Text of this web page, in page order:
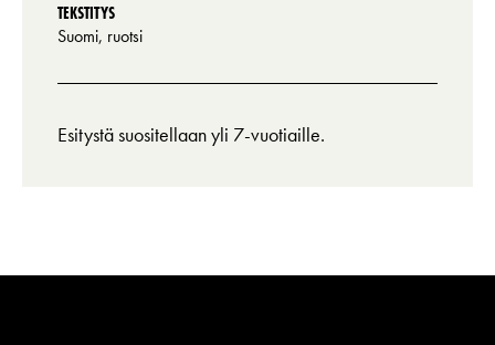
TEKSTITYS
Suomi, ruotsi
Esitystä suositellaan yli 7-vuotiaille.